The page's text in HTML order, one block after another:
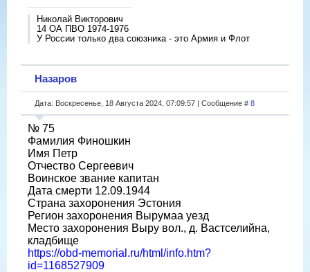
Николай Викторович
14 ОА ПВО 1974-1976
У России только два союзника - это Армия и Флот
Назаров
Дата: Воскресенье, 18 Августа 2024, 07:09:57 | Сообщение # 8
№ 75
Фамилия Финошкин
Имя Петр
Отчество Сергеевич
Воинское звание капитан
Дата смерти 12.09.1944
Страна захоронения Эстония
Регион захоронения Вырумаа уезд
Место захоронения Выру вол., д. Вастселийна,
кладбище
https://obd-memorial.ru/html/info.htm?
id=1168527909